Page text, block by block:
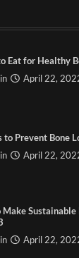
Eat for Healthy
April 22,
to Prevent Bone
April 22,
Make
April 22,